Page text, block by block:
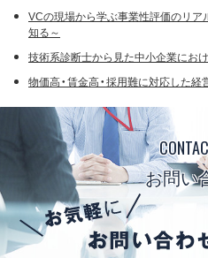
VCの現場から学ぶ事業性評価のリ
知る～
技術系診断士から見た中小企業にお
物価高・賃金高・採用難に対応した
お問い